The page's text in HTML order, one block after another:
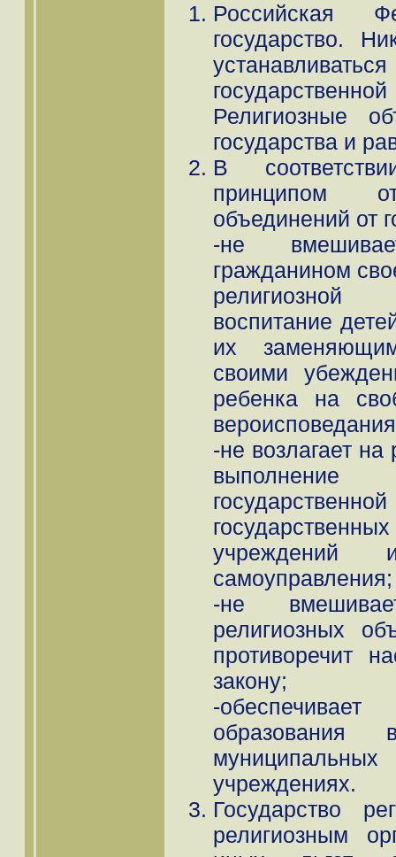
Российская
государство.
Религиозные
государства и
В
принципом
объединений от
-не
гражданином
воспитание
их
своими
ребенка на
-не возлагает
учреждений
самоуправления;
-не
религиозных
противоречит
закону;
-
образования
учреждениях.
Государство
религиозным